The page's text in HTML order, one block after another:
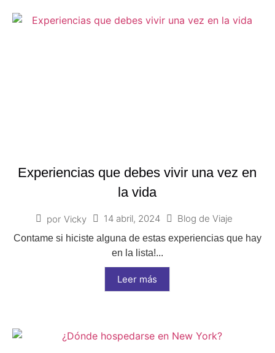
Experiencias que debes vivir una vez en
la vida
por Vicky 14 abril, 2024 Blog de Viaje
Contame si hiciste alguna de estas experiencias que hay
en la lista!...
Leer más